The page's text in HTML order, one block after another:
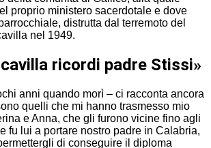
proprio ministero sacerdotale e dove
distrutta dal terremoto del
nel 1949.
ricordi padre Stissi»
anni quando morì – ci racconta ancora
quelli che mi hanno trasmesso mio
e Anna, che gli furono vicine fino agli
fu lui a portare nostro padre in Calabria,
di conseguire il diploma